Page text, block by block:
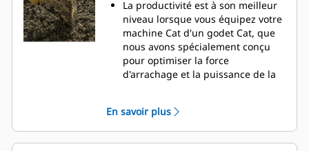
La productivité est à son meilleur
niveau lorsque vous équipez votre
machine Cat d'un godet Cat, que
nous avons spécialement conçu
pour optimiser la force
d'arrachage et la puissance de la
double améliore le flux des
matières dans le godet. Le
dégagement de talon accru
En savoir plus